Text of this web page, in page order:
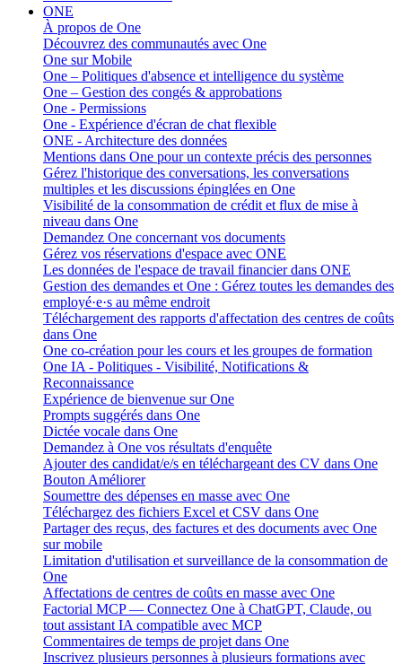
ONE
À propos de One
Découvrez des communautés avec One
One sur Mobile
One – Politiques d'absence et intelligence du système
One – Gestion des congés & approbations
One - Permissions
One - Expérience d'écran de chat flexible
ONE - Architecture des données
Mentions dans One pour un contexte précis des personnes
Gérez l'historique des conversations, les conversations
multiples et les discussions épinglées en One
Visibilité de la consommation de crédit et flux de mise à
niveau dans One
Demandez One concernant vos documents
Gérez vos réservations d'espace avec ONE
Les données de l'espace de travail financier dans ONE
Gestion des demandes et One : Gérez toutes les demandes des
employé·e·s au même endroit
Téléchargement des rapports d'affectation des centres de coûts
dans One
One co-création pour les cours et les groupes de formation
One IA - Politiques - Visibilité, Notifications &
Reconnaissance
Expérience de bienvenue sur One
Prompts suggérés dans One
Dictée vocale dans One
Demandez à One vos résultats d'enquête
Ajouter des candidat/e/s en téléchargeant des CV dans One
Bouton Améliorer
Soumettre des dépenses en masse avec One
Téléchargez des fichiers Excel et CSV dans One
Partager des reçus, des factures et des documents avec One
sur mobile
Limitation d'utilisation et surveillance de la consommation de
One
Affectations de centres de coûts en masse avec One
Factorial MCP — Connectez One à ChatGPT, Claude, ou
tout assistant IA compatible avec MCP
Commentaires de temps de projet dans One
Inscrivez plusieurs personnes à plusieurs formations avec